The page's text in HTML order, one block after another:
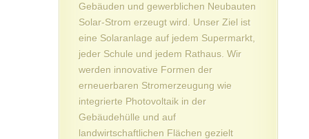
Gebäuden und gewerblichen Neubauten
Solar-Strom erzeugt wird. Unser Ziel ist
eine Solaranlage auf jedem Supermarkt,
jeder Schule und jedem Rathaus. Wir
werden innovative Formen der
erneuerbaren Stromerzeugung wie
integrierte Photovoltaik in der
Gebäudehülle und auf
landwirtschaftlichen Flächen gezielt